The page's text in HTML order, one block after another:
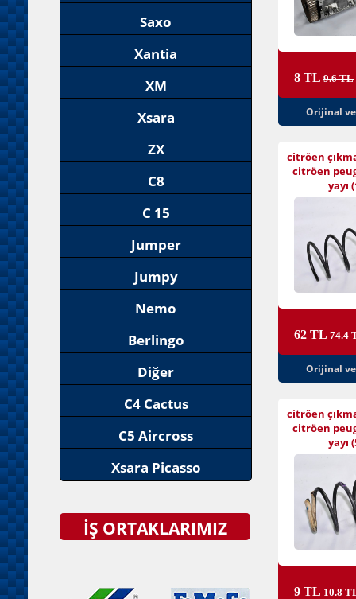
Saxo
Xantia
XM
Xsara
ZX
C8
C 15
Jumper
Jumpy
Nemo
Berlingo
Diğer
C4 Cactus
C5 Aircross
Xsara Picasso
İŞ ORTAKLARIMIZ
8 TL 9.6 TL
Orijinal ve
citröen
citröen
yayı
62 TL 74.4
Orijinal ve
citröen
citröen
yayı
9 TL 10.8